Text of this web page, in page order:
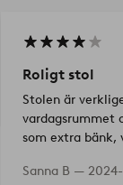
Roligt stol
Stolen är
vardagsrummet
som extra
den lite låg,
Sanna B — 2024-